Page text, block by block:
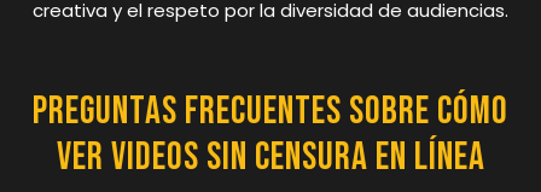
creativa y el respeto por la diversidad de audiencias.
Preguntas Frecuentes sobre Cómo
Ver Videos Sin Censura en Línea